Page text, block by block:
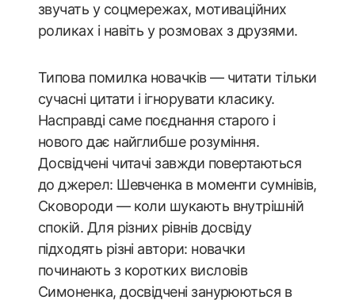
звучать у соцмережах, мотиваційних
роликах і навіть у розмовах з друзями.
Типова помилка новачків — читати тільки
сучасні цитати і ігнорувати класику.
Насправді саме поєднання старого і
нового дає найглибше розуміння.
Досвідчені читачі завжди повертаються
до джерел: Шевченка в моменти сумнівів,
Сковороди — коли шукають внутрішній
спокій. Для різних рівнів досвіду
підходять різні автори: новачки
починають з коротких висловів
Симоненка, досвідчені занурюються в